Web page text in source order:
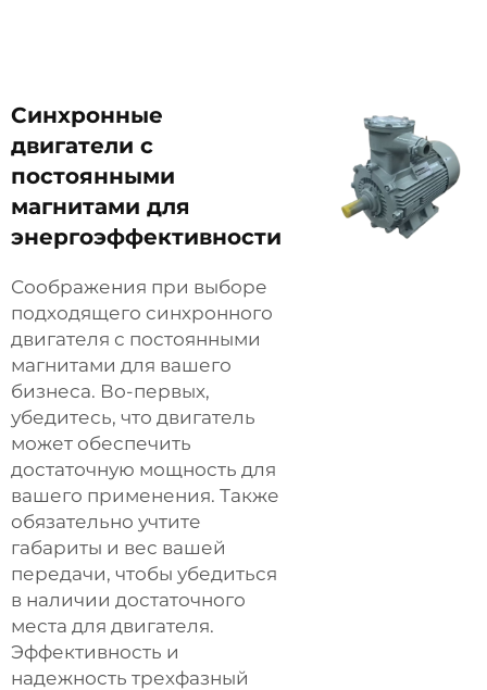
Синхронные
двигатели с
постоянными
магнитами для
энергоэффективности
Соображения при выборе
подходящего синхронного
двигателя с постоянными
магнитами для вашего
бизнеса. Во-первых,
убедитесь, что двигатель
может обеспечить
достаточную мощность для
вашего применения. Также
обязательно учтите
габариты и вес вашей
передачи, чтобы убедиться
в наличии достаточного
места для двигателя.
Эффективность и
надежность трехфазный